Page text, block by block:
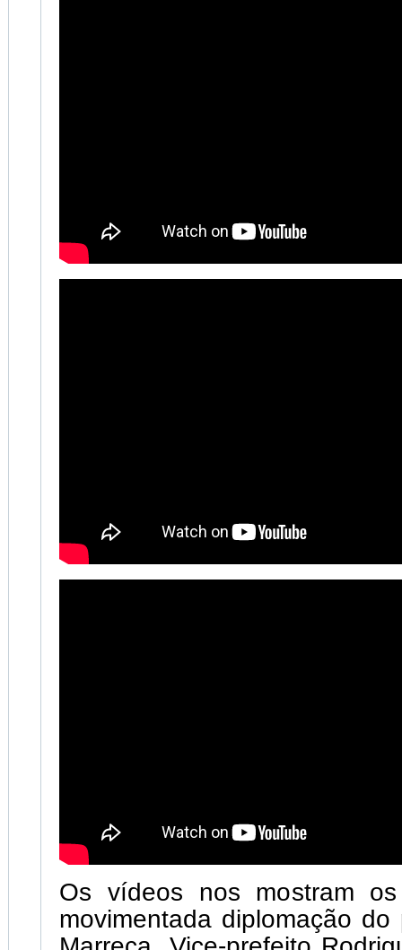
Os vídeos nos mostram
movimentada diplomação do